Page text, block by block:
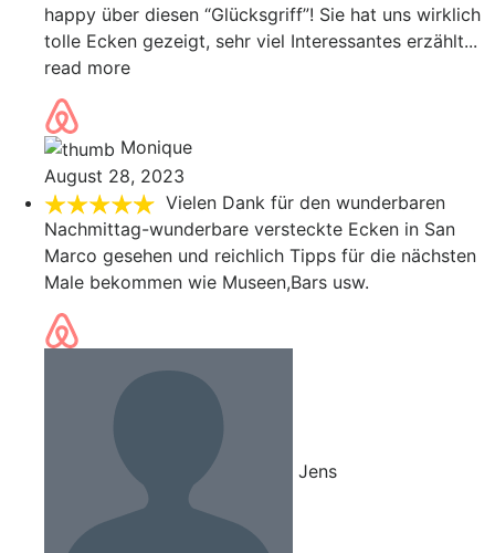
happy über diesen “Glücksgriff”! Sie hat uns wirklich
tolle Ecken gezeigt, sehr viel Interessantes erzählt...
read more
Monique
August 28, 2023
Vielen Dank für den wunderbaren
Nachmittag-wunderbare versteckte Ecken in San
Marco gesehen und reichlich Tipps für die nächsten
Male bekommen wie Museen,Bars usw.
Jens